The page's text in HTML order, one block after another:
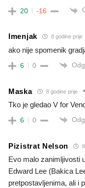
20 -16
Imenjak 8 godine prije
ako nije spomenik
6 0
Maska 8 godine prije
Tko je gledao V for
6 0
Pizistrat Nelson
Evo malo zanimljivosti
Edward Lee (Bakica
pretpostavljenima, ali i